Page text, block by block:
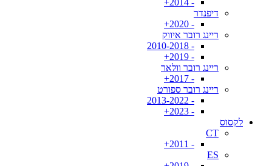
- 2014+
דיפנדר
- 2020+
ריינג רובר איווק
- 2010-2018
- 2019+
ריינג רובר וולאר
- 2017+
ריינג רובר ספורט
- 2013-2022
- 2023+
לקסוס
CT
- 2011+
ES